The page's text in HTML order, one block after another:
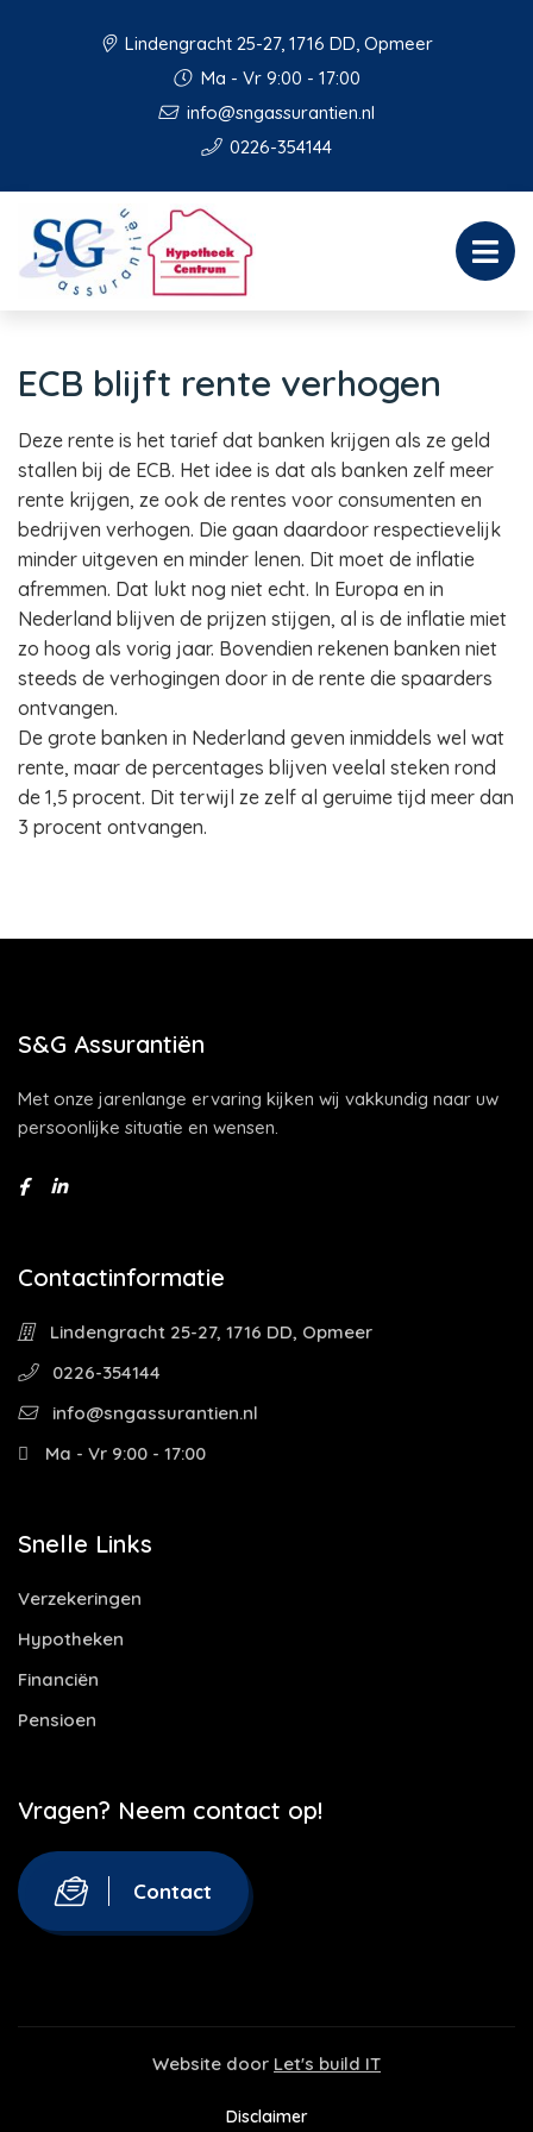
Lindengracht 25-27, 1716 DD, Opmeer
Ma - Vr 9:00 - 17:00
info@sngassurantien.nl
0226-354144
ECB blijft rente verhogen
Deze rente is het tarief dat banken krijgen als ze geld
stallen bij de ECB. Het idee is dat als banken zelf meer
rente krijgen, ze ook de rentes voor consumenten en
bedrijven verhogen. Die gaan daardoor respectievelijk
minder uitgeven en minder lenen. Dit moet de inflatie
afremmen. Dat lukt nog niet echt. In Europa en in
Nederland blijven de prijzen stijgen, al is de inflatie miet
zo hoog als vorig jaar. Bovendien rekenen banken niet
steeds de verhogingen door in de rente die spaarders
ontvangen.
De grote banken in Nederland geven inmiddels wel wat
rente, maar de percentages blijven veelal steken rond
de 1,5 procent. Dit terwijl ze zelf al geruime tijd meer dan
3 procent ontvangen.
S&G Assurantiën
Met onze jarenlange ervaring kijken wij vakkundig naar uw
persoonlijke situatie en wensen.
Contactinformatie
Lindengracht 25-27, 1716 DD, Opmeer
0226-354144
info@sngassurantien.nl
Ma - Vr 9:00 - 17:00
Snelle Links
Verzekeringen
Hypotheken
Financiën
Pensioen
Vragen? Neem contact op!
Contact
Website door Let's build IT
Disclaimer